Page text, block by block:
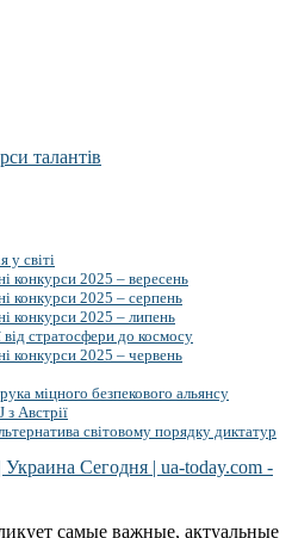
у світі
конкурси 2025 – вересень
конкурси 2025 – серпень
конкурси 2025 – липень
від стратосфери до космосу
конкурси 2025 – червень
міцного безпекового альянсу
Австрії
світовому порядку диктатур
самые важные, актуальные